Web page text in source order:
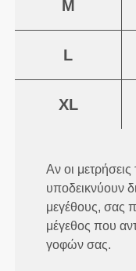
M
L
XL
Αν οι
υποδεικνύουν
μεγέθους, σας
μέγεθος που
γοφών σας.